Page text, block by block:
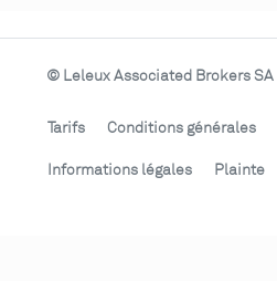
© Leleux Associated Brokers SA
Tarifs Conditions générales
Informations légales Plainte